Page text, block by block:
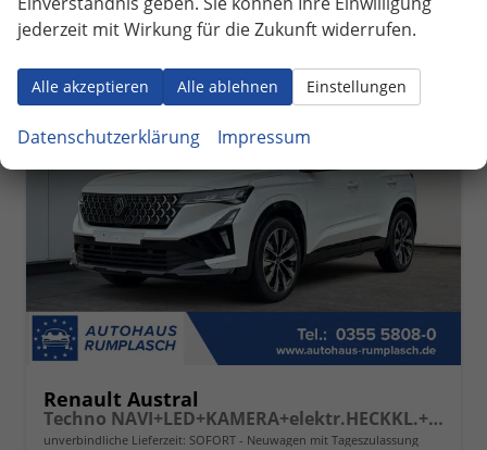
ab 297,– € mtl.
Renault Austral
Techno NAVI+LED+KAMERA+elektr.HECKKL.+19"LM
unverbindliche Lieferzeit: SOFORT Neuwagen mit Tageszulassung
jederzeit mit Wirkung für die Zukunft widerrufen.
Alle akzeptieren Alle ablehnen Einstellungen
Datenschutzerklärung Impressum